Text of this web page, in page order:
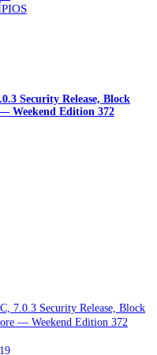
Security Release, Block
Weekend Edition 372
7.0.3 Security Release, Block
— Weekend Edition 372